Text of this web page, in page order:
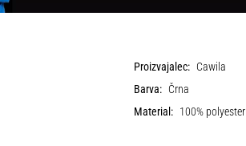
Proizvajalec: Cawila
Barva: Črna
Material: 100% polyester